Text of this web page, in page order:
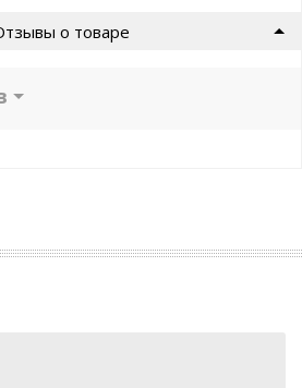
о товаре